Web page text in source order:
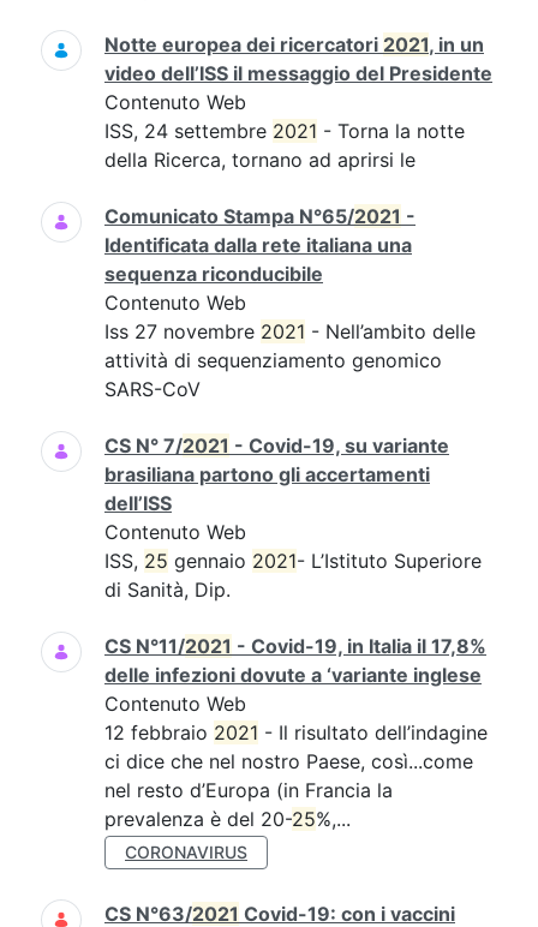
Notte europea dei ricercatori 2021, in un
video dell’ISS il messaggio del Presidente
Contenuto Web
ISS, 24 settembre 2021 - Torna la notte
della Ricerca, tornano ad aprirsi le
Comunicato Stampa N°65/2021 -
Identificata dalla rete italiana una
sequenza riconducibile
Contenuto Web
Iss 27 novembre 2021 - Nell’ambito delle
attività di sequenziamento genomico
SARS-CoV
CS N° 7/2021 - Covid-19, su variante
brasiliana partono gli accertamenti
dell’ISS
Contenuto Web
ISS, 25 gennaio 2021- L’Istituto Superiore
di Sanità, Dip.
CS N°11/2021 - Covid-19, in Italia il 17,8%
delle infezioni dovute a ‘variante inglese
Contenuto Web
12 febbraio 2021 - Il risultato dell’indagine
ci dice che nel nostro Paese, così...come
nel resto d’Europa (in Francia la
prevalenza è del 20-25%,...
CORONAVIRUS
CS N°63/2021 Covid-19: con i vaccini